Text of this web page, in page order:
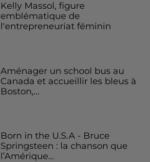
Kelly Massol, figure
emblématique de
l'entrepreneuriat féminin
Aménager un school bus au
Canada et accueillir les bleus à
Boston,...
Born in the U.S.A - Bruce
Springsteen : la chanson que
l’Amérique...